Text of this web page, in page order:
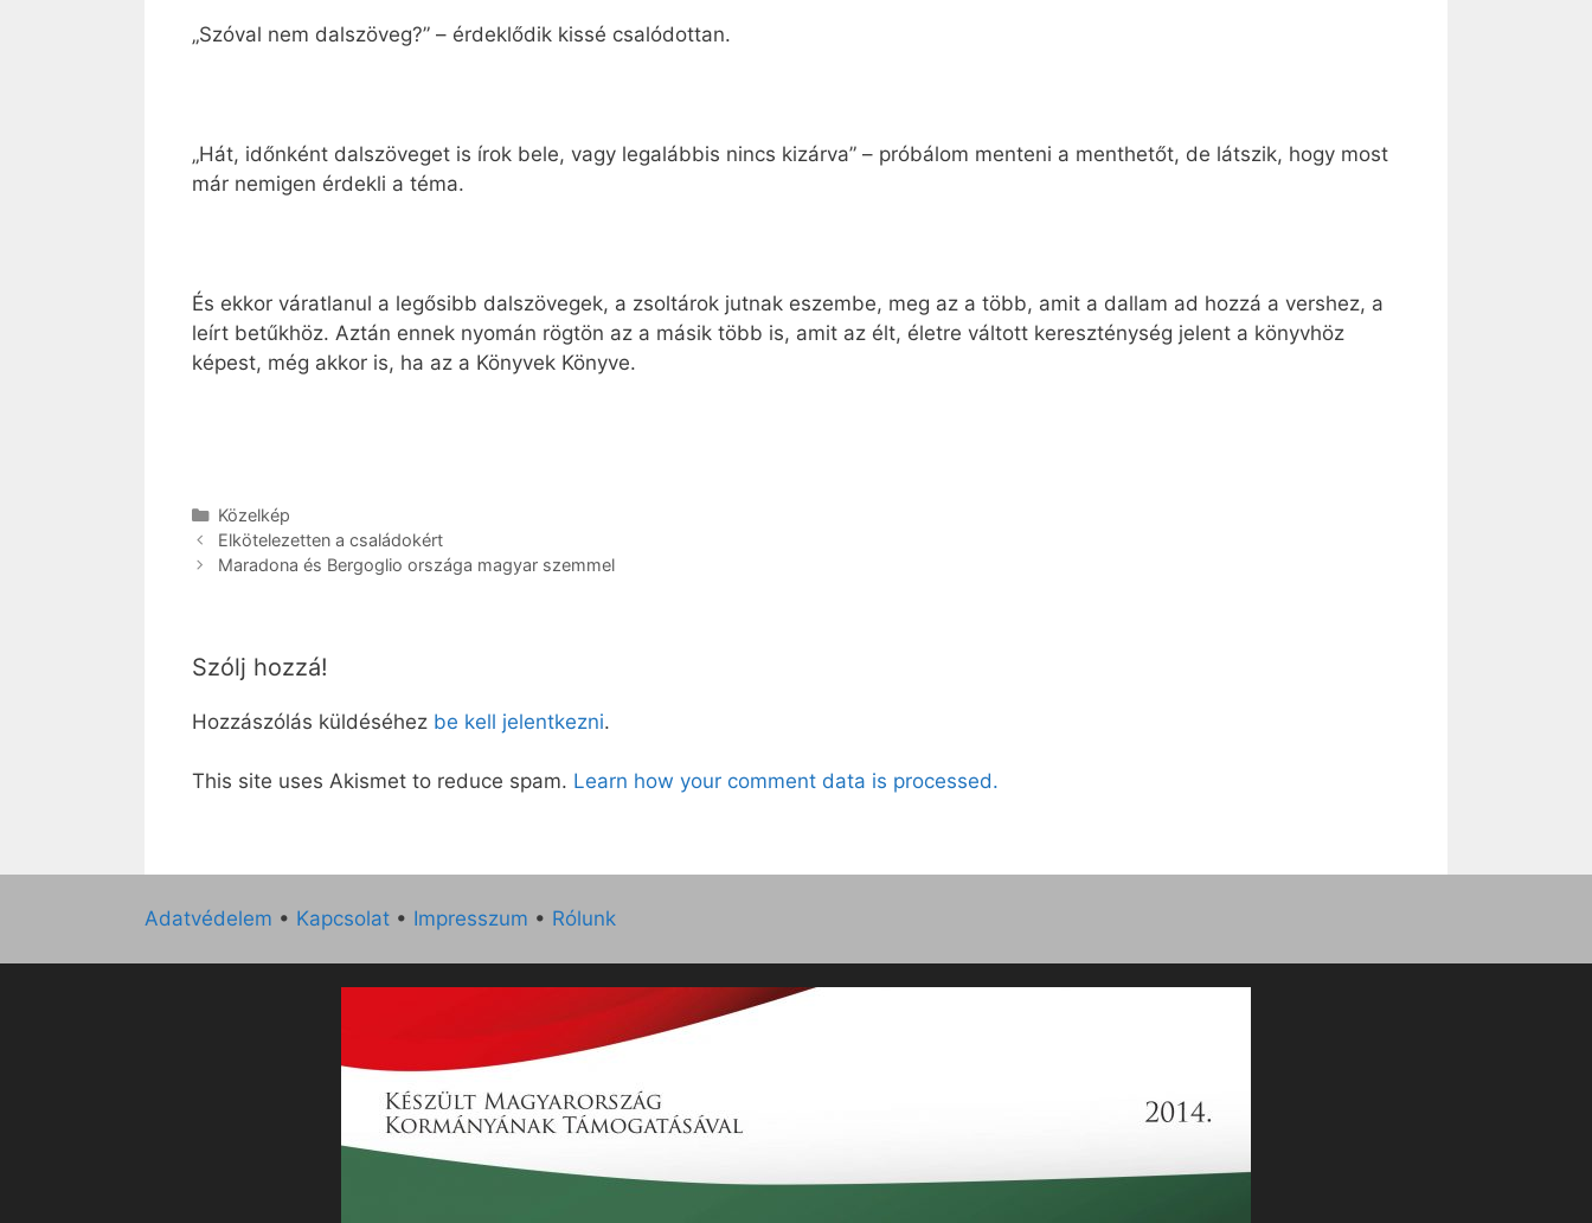
„Szóval nem dalszöveg?” – érdeklődik kissé csalódottan.
„Hát, időnként dalszöveget is írok bele, vagy legalábbis nincs kizárva” – próbálom menteni a menthetőt, de látszik, hogy most
már nemigen érdekli a téma.
És ekkor váratlanul a legősibb dalszövegek, a zsoltárok jutnak eszembe, meg az a több, amit a dallam ad hozzá a vershez, a
leírt betűkhöz. Aztán ennek nyomán rögtön az a másik több is, amit az élt, életre váltott kereszténység jelent a könyvhöz
képest, még akkor is, ha az a Könyvek Könyve.
Kategória
Közelkép
Elkötelezetten a családokért
Maradona és Bergoglio országa magyar szemmel
Szólj hozzá!
Hozzászólás küldéséhez be kell jelentkezni.
This site uses Akismet to reduce spam. Learn how your comment data is processed.
Adatvédelem • Kapcsolat • Impresszum • Rólunk